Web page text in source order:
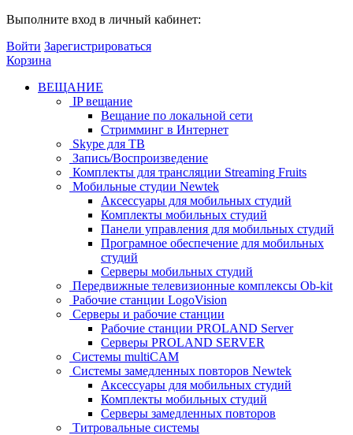
Выполните вход в личный кабинет:
Войти Зарегистрироваться
Корзина
ВЕЩАНИЕ
IP вещание
Вещание по локальной сети
Стримминг в Интернет
Skype для ТВ
Запись/Воспроизведение
Комплекты для трансляции Streaming Fruits
Мобильные студии Newtek
Аксессуары для мобильных студий
Комплекты мобильных студий
Панели управления для мобильных студий
Програмное обеспечение для мобильных
студий
Серверы мобильных студий
Передвижные телевизионные комплексы Ob-kit
Рабочие станции LogoVision
Серверы и рабочие станции
Рабочие станции PROLAND Server
Серверы PROLAND SERVER
Системы multiCAM
Системы замедленных повторов Newtek
Аксессуары для мобильных студий
Комплекты мобильных студий
Серверы замедленных повторов
Титровальные системы